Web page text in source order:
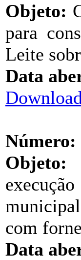
Objeto:
para
Leite
Data
Número:
Objeto:
com
Data